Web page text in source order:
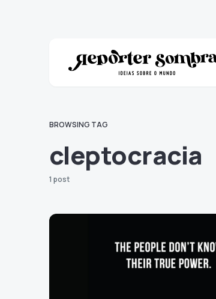
BROWSING TAG
cleptocracia
1 post